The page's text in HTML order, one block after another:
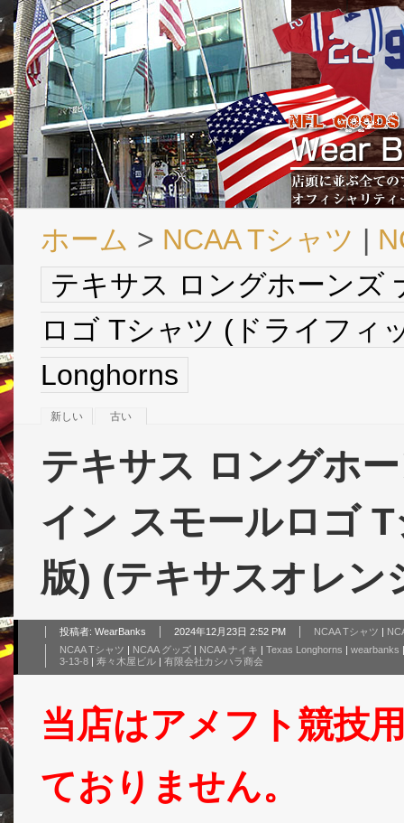
ホーム > NCAA Tシャツ |
テキサス ロングホーンズ
ロゴ Tシャツ (ドライフィ
Longhorns
新しい 古い
テキサス ロングホ
イン スモールロゴ
版) (テキサスオレ
投稿者: WearBanks 2024年12月23日 2:52 PM NCAA Tシャツ
NCAA Tシャツ | NCAA グッズ | NCAA ナイキ | Texas Longhorns | wearbanks
3-13-8 | 寿々木屋ビル | 有限会社カシハラ商会
当店はアメフト競技
ておりません。